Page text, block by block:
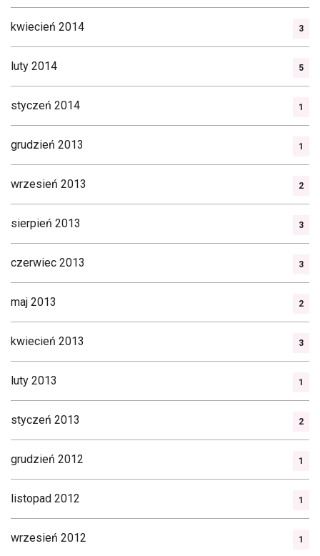
kwiecień 2014 3
luty 2014 5
styczeń 2014 1
grudzień 2013 1
wrzesień 2013 2
sierpień 2013 3
czerwiec 2013 3
maj 2013 2
kwiecień 2013 3
luty 2013 1
styczeń 2013 2
grudzień 2012 1
listopad 2012 1
wrzesień 2012 1